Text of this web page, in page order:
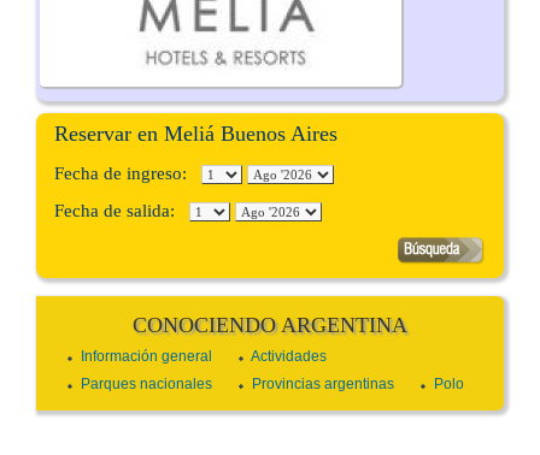
Reservar en Meliá Buenos Aires
Fecha de ingreso:
Fecha de salida:
CONOCIENDO ARGENTINA
Información general
Actividades
Parques nacionales
Provincias argentinas Polo